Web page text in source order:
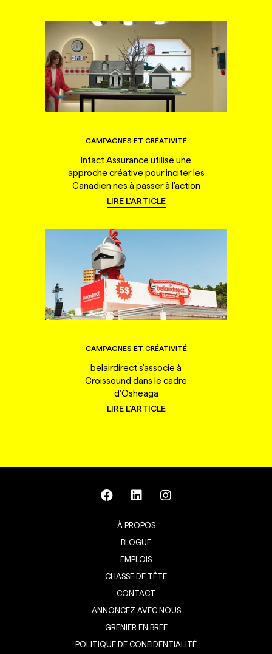
CAMPAGNES ET CRÉATIVITÉ
Intact Assurance utilise une
approche créative pour inciter les
Canadien·nes à passer à l'action
LIRE L'ARTICLE
CAMPAGNES ET CRÉATIVITÉ
belairdirect s'associe à
Croissound dans le cadre
d'Osheaga
LIRE L'ARTICLE
À PROPOS
BLOGUE
EMPLOIS
CHASSE DE TÊTE
CONTACT
ANNONCEZ AVEC NOUS
GRENIER EN BREF
POLITIQUE DE CONFIDENTIALITÉ